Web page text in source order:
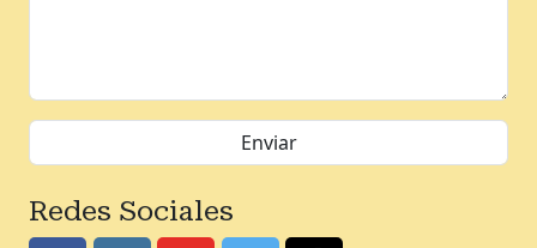
Redes Sociales